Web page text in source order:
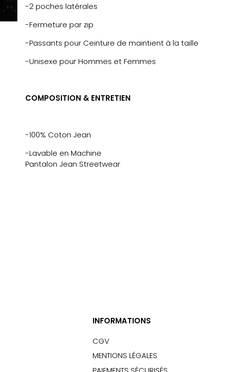
-2 poches latérales
-Fermeture par zip
-Passants pour Ceinture de maintient à la taille
-Unisexe pour Hommes et Femmes
COMPOSITION & ENTRETIEN
-100% Coton Jean
-Lavable en Machine
Pantalon Jean Streetwear
INFORMATIONS
CGV
MENTIONS LÉGALES